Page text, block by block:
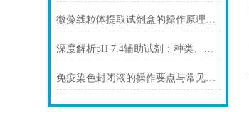
微藻线粒体提取试剂盒的操作原理与实验优化指南
深度解析pH 7.4辅助试剂：种类、选择
免疫染色封闭液的操作要点与常见问题解决方案